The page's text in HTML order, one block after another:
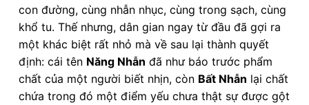
con đường, cùng nhẫn nhục, cùng trong sạch, cùng
khổ tu. Thế nhưng, dân gian ngay từ đầu đã gợi ra
một khác biệt rất nhỏ mà về sau lại thành quyết
định: cái tên Năng Nhẫn đã như báo trước phẩm
chất của một người biết nhịn, còn Bất Nhẫn lại chất
chứa trong đó một điểm yếu chưa thật sự được gột